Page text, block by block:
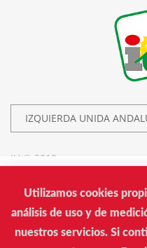
Utilizamos cookies
análisis de uso y de
nuestros servicios. Si
IZQUIERDA UNIDA
IU © 2019.
Izquierda Unida
Calle Donantes de